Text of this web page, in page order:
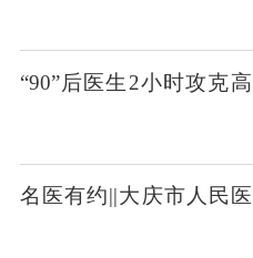
“90”后医生2小时攻克
名医有约||大庆市人民